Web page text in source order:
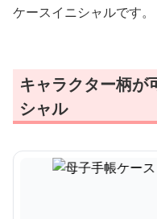
ケースイニシャルです。
キャラクター柄が
シャル